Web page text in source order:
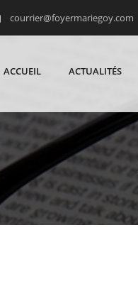
courrier@foyermariegoy.com
ACCUEIL ACTUALITÉS